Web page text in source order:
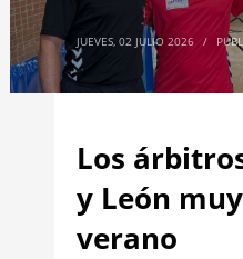
JUEVES, 02 JULIO 2026 /
Los
y León
verano